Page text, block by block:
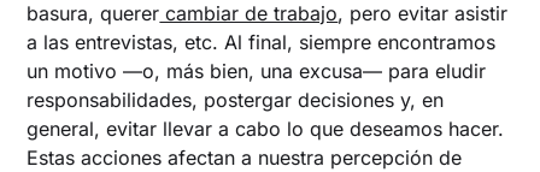
basura, querer cambiar de trabajo, pero evitar asistir
a las entrevistas, etc. Al final, siempre encontramos
un motivo —o, más bien, una excusa— para eludir
responsabilidades, postergar decisiones y, en
general, evitar llevar a cabo lo que deseamos hacer.
Estas acciones afectan a nuestra percepción de